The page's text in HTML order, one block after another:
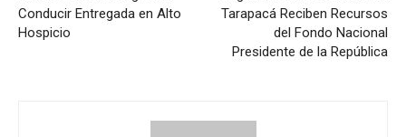
Conducir Entregada en Alto
Hospicio
Tarapacá Reciben Recursos
del Fondo Nacional
Presidente de la República